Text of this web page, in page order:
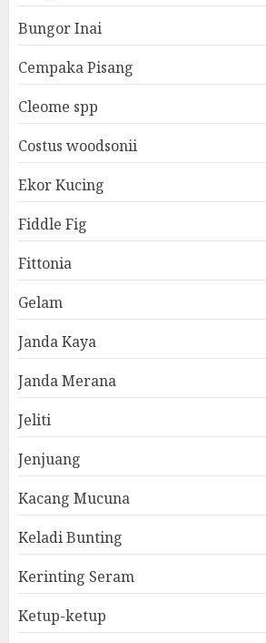
Bungor Inai
Cempaka Pisang
Cleome spp
Costus woodsonii
Ekor Kucing
Fiddle Fig
Fittonia
Gelam
Janda Kaya
Janda Merana
Jeliti
Jenjuang
Kacang Mucuna
Keladi Bunting
Kerinting Seram
Ketup-ketup